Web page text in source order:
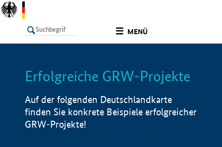
MENÜ
LISTE Info
Erfolgreiche GRW-Projekte
Auf der folgenden Deutschlandkarte
finden Sie konkrete Beispiele erfolgreicher
GRW-Projekte!